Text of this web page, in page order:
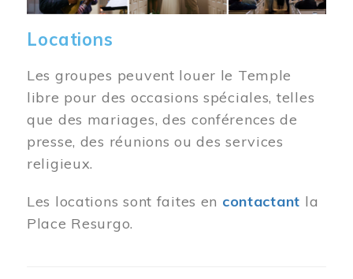
Locations
Les groupes peuvent louer le Temple
libre pour des occasions spéciales, telles
que des mariages, des conférences de
presse, des réunions ou des services
religieux.
Les locations sont faites en contactant la
Place Resurgo.